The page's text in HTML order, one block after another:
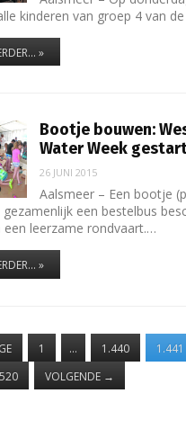
kinderen van groep 4 van
»
Bootje bouwen:
Water Week
26 JUNI 2015
Aalsmeer – Een bootje
een bestelbus
een leerzame rondvaart.…
»
1 … 1.440 1.441
VOLGENDE →